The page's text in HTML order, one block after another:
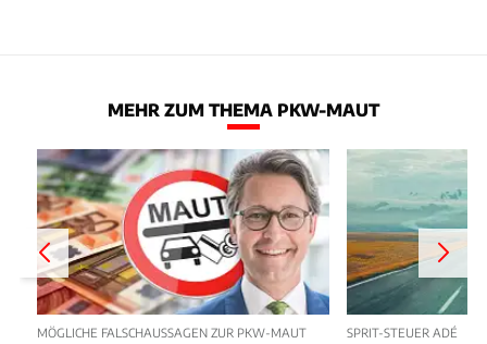
MEHR ZUM THEMA PKW-MAUT
MÖGLICHE FALSCHAUSSAGEN ZUR PKW-MAUT SPRIT-STEUER ADÉ